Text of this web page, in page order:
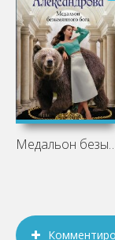
Медальон